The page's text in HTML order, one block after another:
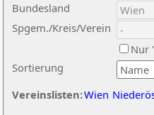
Sortierung
Bundesland
Spgem./Kreis/Verein
Nur
Vereinslisten:Wien